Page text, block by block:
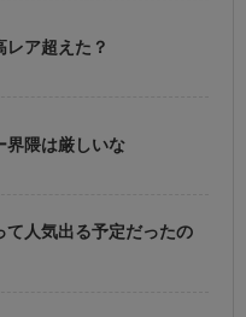
レア超えた？
界隈は厳しいな
て人気出る予定だったの